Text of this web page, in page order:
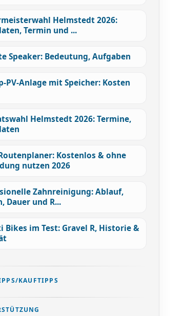
Helmstedt 2026:
Termin und ...
Speaker: Bedeutung, Aufgaben
PV-Anlage mit Speicher: Kosten
Helmstedt 2026: Termine,
Kostenlos & ohne
nutzen 2026
Zahnreinigung: Ablauf,
Dauer und R...
Bikes im Test: Gravel R, Historie &
KAUFTIPPS